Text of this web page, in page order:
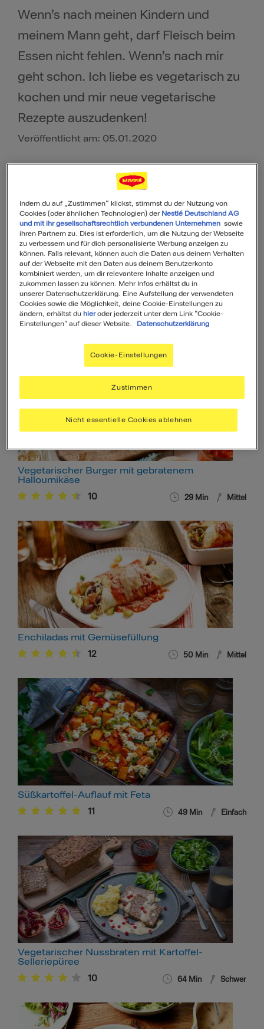
Wenn’s nach meinen Kindern und
meinem Mann geht, darf Fleisch beim
Essen nicht fehlen. Wenn’s nach mir
geht schon. Ich liebe es vegetarisch zu
kochen und mir neue vegetarische
Rezepte auszudenken!
Veröffentlicht am: 05.01.2020
Spitzpaprika mit Couscous
Vegetarischer Burger mit gebratenem
Halloumikäse
10 29 Min Mittel
Enchiladas mit Gemüsefüllung
12 50 Min Mittel
Süßkartoffel-Auflauf mit Feta
11 49 Min Einfach
Vegetarischer Nussbraten mit Kartoffel-
Selleriepüree
10 64 Min Schwer
Indem du auf „Zustimmen“ klickst, stimmst du der Nutzung von
Cookies (oder ähnlichen Technologien) der Nestlé Deutschland AG
und mit ihr gesellschaftsrechtlich verbundenen Unternehmen sowie
ihren Partnern zu. Dies ist erforderlich, um die Nutzung der Webseite
zu verbessern und für dich personalisierte Werbung anzeigen zu
können. Falls relevant, können auch die Daten aus deinem Verhalten
auf der Webseite mit den Daten aus deinem Benutzerkonto
kombiniert werden, um dir relevantere Inhalte anzeigen und
zukommen lassen zu können. Mehr Infos erhältst du in
unserer Datenschutzerklärung. Eine Aufstellung der verwendeten
Cookies sowie die Möglichkeit, deine Cookie-Einstellungen zu
ändern, erhältst duhieroder jederzeit unter dem Link "Cookie-
Einstellungen" auf dieser Website.
Datenschutzerklärung
Cookie-Einstellungen
Nicht essentielle Cookies ablehnen
Zustimmen